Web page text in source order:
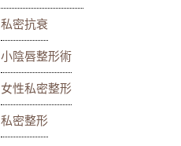
私密抗衰
小陰唇整形術
女性私密整形
私密整形